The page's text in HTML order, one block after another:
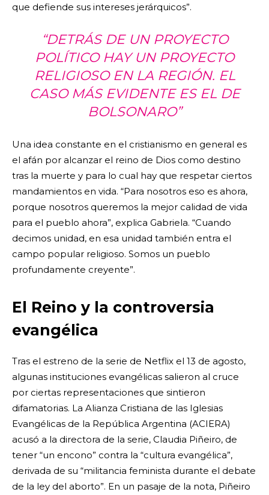
que defiende sus intereses jerárquicos”.
“DETRÁS DE UN PROYECTO
POLÍTICO HAY UN PROYECTO
RELIGIOSO EN LA REGIÓN. EL
CASO MÁS EVIDENTE ES EL DE
BOLSONARO”
Una idea constante en el cristianismo en general es
el afán por alcanzar el reino de Dios como destino
tras la muerte y para lo cual hay que respetar ciertos
mandamientos en vida. “Para nosotros eso es ahora,
porque nosotros queremos la mejor calidad de vida
para el pueblo ahora”, explica Gabriela. “Cuando
decimos unidad, en esa unidad también entra el
campo popular religioso. Somos un pueblo
profundamente creyente”.
El Reino y la controversia
evangélica
Tras el estreno de la serie de Netflix el 13 de agosto,
algunas instituciones evangélicas salieron al cruce
por ciertas representaciones que sintieron
difamatorias. La Alianza Cristiana de las Iglesias
Evangélicas de la República Argentina (ACIERA)
acusó a la directora de la serie, Claudia Piñeiro, de
tener “un encono” contra la “cultura evangélica”,
derivada de su “militancia feminista durante el debate
de la ley del aborto”. En un pasaje de la nota, Piñeiro